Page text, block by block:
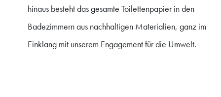
hinaus besteht das gesamte Toilettenpapier in den
Badezimmern aus nachhaltigen Materialien, ganz im
Einklang mit unserem Engagement für die Umwelt.